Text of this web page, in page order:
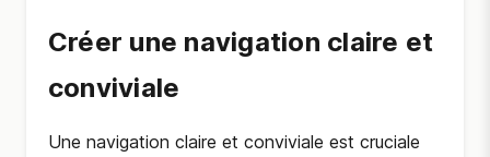
Créer une navigation claire et
conviviale
Une navigation claire et conviviale est cruciale